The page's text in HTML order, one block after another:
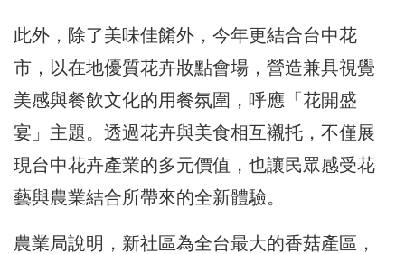
此外，除了美味佳餚外，今年更結合台中花
市，以在地優質花卉妝點會場，營造兼具視覺
美感與餐飲文化的用餐氛圍，呼應「花開盛
宴」主題。透過花卉與美食相互襯托，不僅展
現台中花卉產業的多元價值，也讓民眾感受花
藝與農業結合所帶來的全新體驗。
農業局說明，新社區為全台最大的香菇產區，